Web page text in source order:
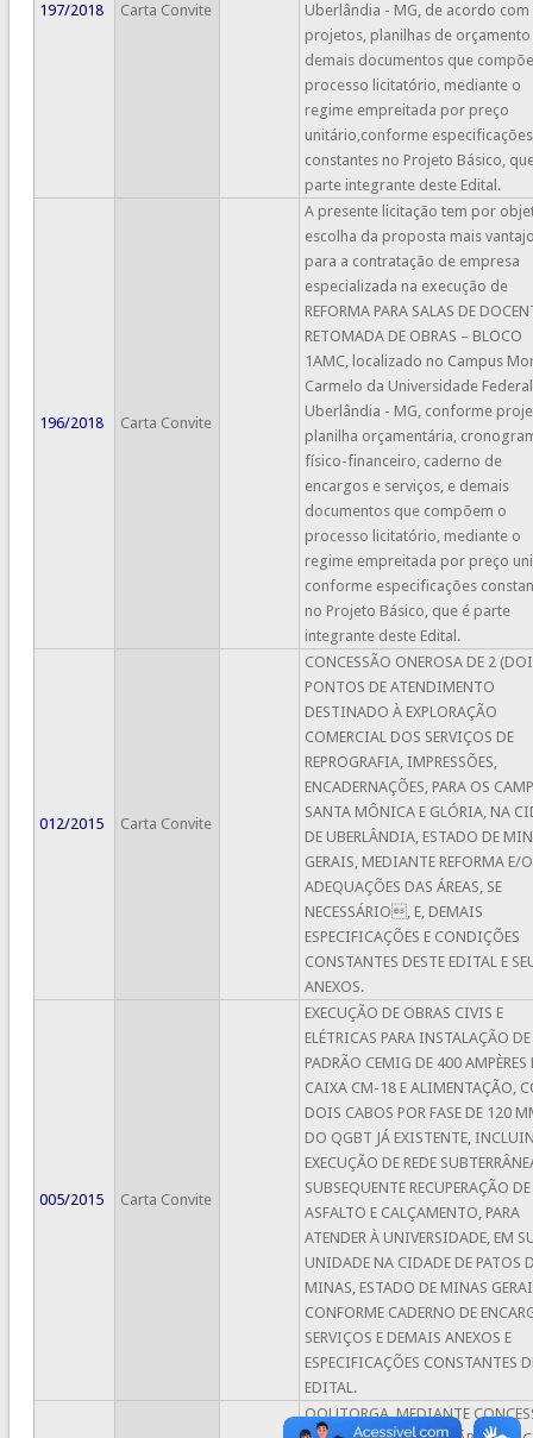
197/2018 Carta Convite
Uberlândia - MG, de acordo com
projetos, planilhas de orçamento
demais documentos que
processo licitatório, mediante o
regime empreitada por preço
unitário,conforme especificações
constantes no Projeto Básico,
parte integrante deste Edital.
196/2018 Carta Convite
A presente licitação tem por
escolha da proposta mais
para a contratação de empresa
especializada na execução de
REFORMA PARA SALAS DE
RETOMADA DE OBRAS – BLOCO
1AMC, localizado no Campus
Carmelo da Universidade
Uberlândia - MG, conforme
planilha orçamentária,
físico-financeiro, caderno de
encargos e serviços, e demais
documentos que compõem o
processo licitatório, mediante o
regime empreitada por preço
conforme especificações
no Projeto Básico, que é parte
integrante deste Edital.
012/2015 Carta Convite
CONCESSÃO ONEROSA DE 2
PONTOS DE ATENDIMENTO
DESTINADO À EXPLORAÇÃO
COMERCIAL DOS SERVIÇOS DE
REPROGRAFIA, IMPRESSÕES,
ENCADERNAÇÕES, PARA OS
SANTA MÔNICA E GLÓRIA, NA
DE UBERLÂNDIA, ESTADO DE
GERAIS, MEDIANTE REFORMA E/
ADEQUAÇÕES DAS ÁREAS, SE
NECESSÁRIO, E, DEMAIS
ESPECIFICAÇÕES E CONDIÇÕES
CONSTANTES DESTE EDITAL E
ANEXOS.
005/2015 Carta Convite
EXECUÇÃO DE OBRAS CIVIS E
ELÉTRICAS PARA INSTALAÇÃO
PADRÃO CEMIG DE 400 AMPÈRES
CAIXA CM-18 E ALIMENTAÇÃO,
DOIS CABOS POR FASE DE 120
DO QGBT JÁ EXISTENTE,
EXECUÇÃO DE REDE
SUBSEQUENTE RECUPERAÇÃO DE
ASFALTO E CALÇAMENTO, PARA
ATENDER À UNIVERSIDADE, EM
UNIDADE NA CIDADE DE PATOS
MINAS, ESTADO DE MINAS
CONFORME CADERNO DE
SERVIÇOS E DEMAIS ANEXOS E
ESPECIFICAÇÕES CONSTANTES
EDITAL.
OOUTORGA, MEDIANTE